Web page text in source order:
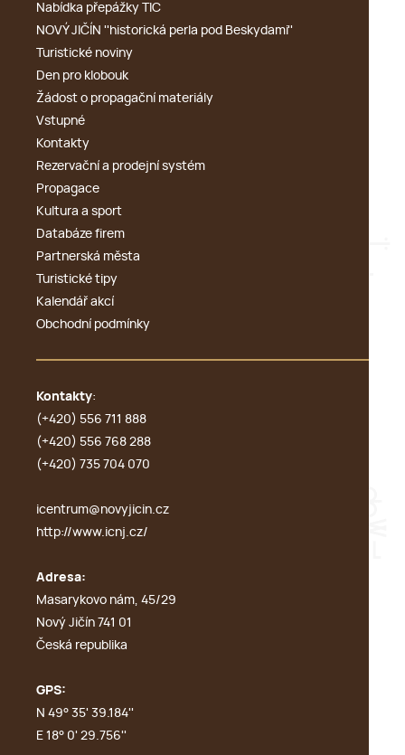
Nabídka přepážky TIC
NOVÝ JIČÍN ''historická perla pod Beskydami''
Turistické noviny
Den pro klobouk
Žádost o propagační materiály
Vstupné
Kontakty
Rezervační a prodejní systém
Propagace
Kultura a sport
Databáze firem
Partnerská města
Turistické tipy
Kalendář akcí
Obchodní podmínky
Kontakty:
(+420) 556 711 888
(+420) 556 768 288
(+420) 735 704 070
icentrum@novyjicin.cz
http://www.icnj.cz/
Adresa:
Masarykovo nám, 45/29
Nový Jičín 741 01
Česká republika
GPS:
N 49° 35' 39.184''
E 18° 0' 29.756''